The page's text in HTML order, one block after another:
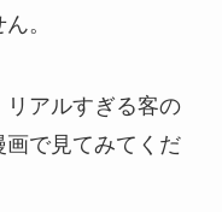
。
アルすぎる客の
画で見てみてくだ